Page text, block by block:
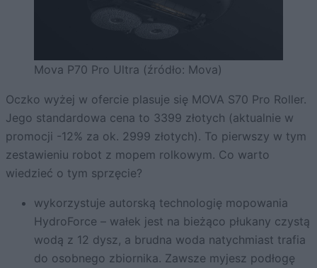
Mova P70 Pro Ultra (źródło: Mova)
Oczko wyżej w ofercie plasuje się MOVA S70 Pro Roller.
Jego standardowa cena to 3399 złotych (aktualnie w
promocji -12% za ok. 2999 złotych). To pierwszy w tym
zestawieniu robot z mopem rolkowym. Co warto
wiedzieć o tym sprzęcie?
wykorzystuje autorską technologię mopowania
HydroForce – wałek jest na bieżąco płukany czystą
wodą z 12 dysz, a brudna woda natychmiast trafia
do osobnego zbiornika. Zawsze myjesz podłogę